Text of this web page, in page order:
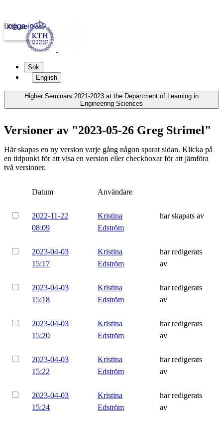
kth.se
Logga in
Sök
English
Higher Seminars 2021-2023 at the Department of Learning in
Engineering Sciences
Versioner av "2023-05-26 Greg Strimel"
Här skapas en ny version varje gång någon sparat sidan. Klicka på
en tidpunkt för att visa en version eller checkboxar för att jämföra
två versioner.
Datum Användare
2022-11-22
08:09
Kristina
Edström
har skapats av
2023-04-03
15:17
Kristina
Edström
har redigerats
av
2023-04-03
15:18
Kristina
Edström
har redigerats
av
2023-04-03
15:20
Kristina
Edström
har redigerats
av
2023-04-03
15:22
Kristina
Edström
har redigerats
av
2023-04-03
15:24
Kristina
Edström
har redigerats
av